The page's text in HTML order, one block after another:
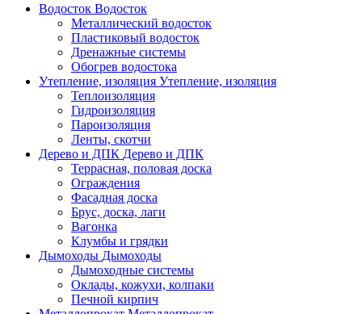
Водосток Водосток
Металлический водосток
Пластиковый водосток
Дренажные системы
Обогрев водостока
Утепление, изоляция Утепление, изоляция
Теплоизоляция
Гидроизоляция
Пароизоляция
Ленты, скотчи
Дерево и ДПК Дерево и ДПК
Террасная, половая доска
Ограждения
Фасадная доска
Брус, доска, лаги
Вагонка
Клумбы и грядки
Дымоходы Дымоходы
Дымоходные системы
Оклады, кожухи, колпаки
Печной кирпич